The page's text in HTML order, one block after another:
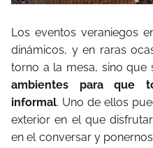
Los eventos veraniegos
dinámicos, y en raras
torno a la mesa, sino que
ambientes para que
informal. Uno de ellos
exterior en el que
en el conversar y